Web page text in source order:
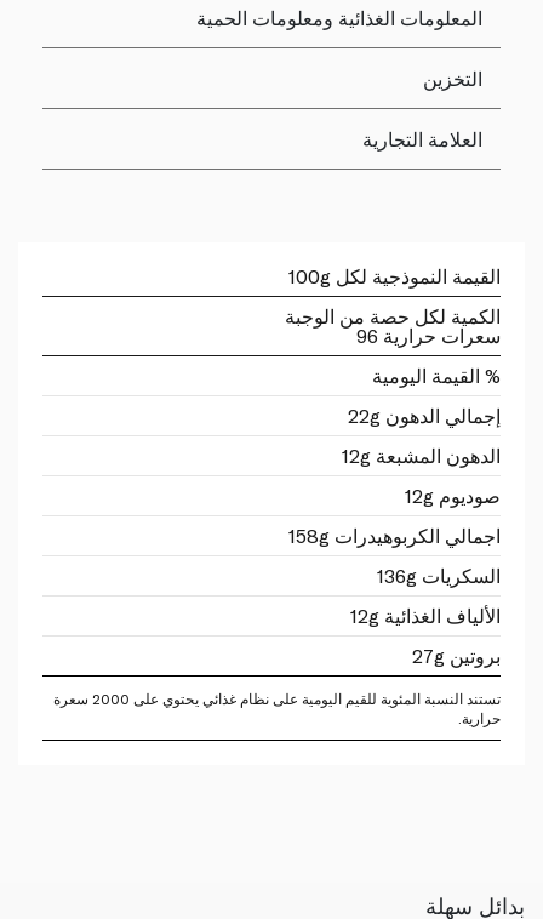
المعلومات الغذائية ومعلومات الحمية
التخزين
العلامة التجارية
القيمة النموذجية لكل 100g
الكمية لكل حصة من الوجبة
سعرات حرارية 96
% القيمة اليومية
إجمالي الدهون 22g
الدهون المشبعة 12g
صوديوم 12g
اجمالي الكربوهيدرات 158g
السكريات 136g
الألياف الغذائية 12g
بروتين 27g
تستند النسبة المئوية للقيم اليومية على نظام غذائي يحتوي على 2000 سعرة
حرارية.
بدائل سهلة